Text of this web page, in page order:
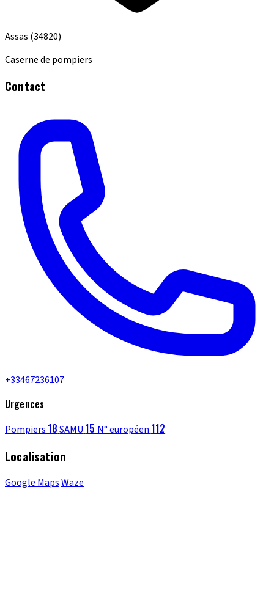
Assas (34820)
Caserne de pompiers
Contact
+33467236107
Urgences
Pompiers 18SAMU 15 N° européen 112
Localisation
Google MapsWaze